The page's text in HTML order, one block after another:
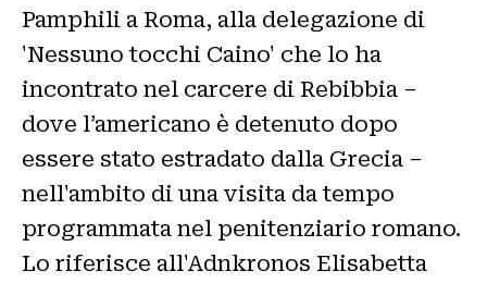
Pamphili a Roma, alla delegazione di
'Nessuno tocchi Caino' che lo ha
incontrato nel carcere di Rebibbia –
dove l’americano è detenuto dopo
essere stato estradato dalla Grecia –
nell'ambito di una visita da tempo
programmata nel penitenziario romano.
Lo riferisce all'Adnkronos Elisabetta